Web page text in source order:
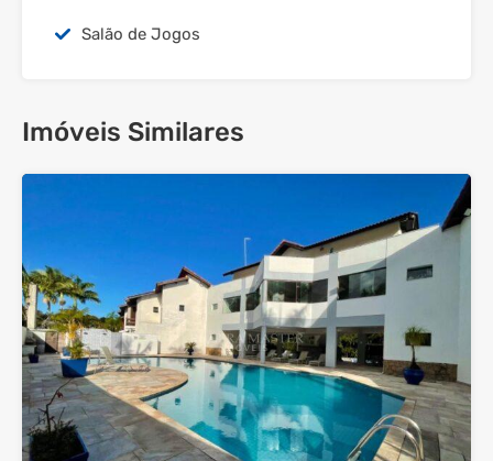
Salão de Jogos
Imóveis Similares